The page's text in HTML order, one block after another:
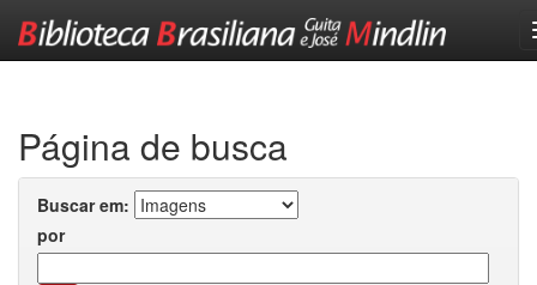
Página de busca
Buscar em:
por